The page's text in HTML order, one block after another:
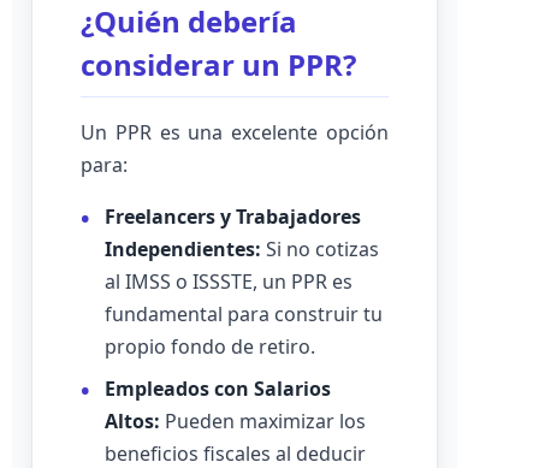
¿Quién debería
considerar un PPR?
Un PPR es una excelente opción
para:
Freelancers y Trabajadores
Independientes: Si no cotizas
al IMSS o ISSSTE, un PPR es
fundamental para construir tu
propio fondo de retiro.
Empleados con Salarios
Altos: Pueden maximizar los
beneficios fiscales al deducir